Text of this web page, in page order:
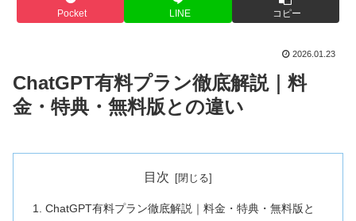
Pocket LINE コピー
2026.01.23
ChatGPT有料プラン徹底解説｜料
金・特典・無料版との違い
目次
ChatGPT有料プラン徹底解説｜料金・特典・無料版と